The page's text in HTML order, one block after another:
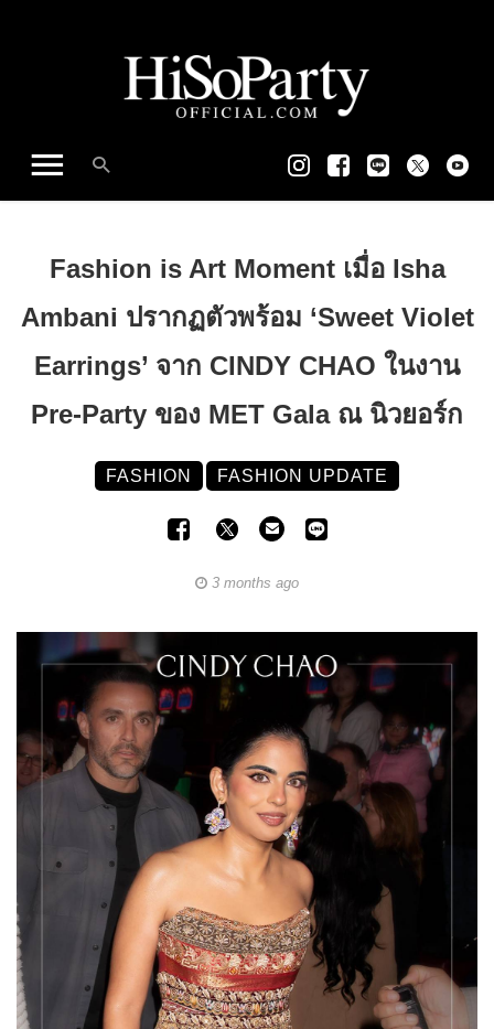
Fashion is Art Moment เมื่อ Isha
Ambani ปรากฏตัวพร้อม ‘Sweet Violet
Earrings’ จาก CINDY CHAO ในงาน
Pre-Party ของ MET Gala ณ นิวยอร์ก
FASHION FASHION UPDATE
3 months ago